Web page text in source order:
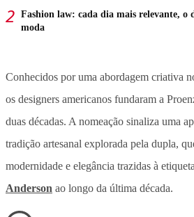
Fashion law: cada dia mais relevante, o
moda
Conhecidos por uma abordagem criativa
os designers americanos fundaram a
duas décadas. A nomeação sinaliza uma
tradição artesanal explorada pela dupla,
modernidade e elegância trazidas à
Anderson ao longo da última década.